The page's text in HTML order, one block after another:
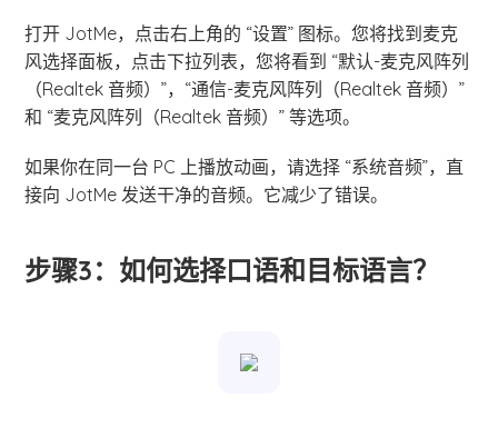
打开 JotMe，点击右上角的 “设置” 图标。您将找到麦克
风选择面板，点击下拉列表，您将看到 “默认-麦克风阵列
（Realtek 音频）”，“通信-麦克风阵列（Realtek 音频）”
和 “麦克风阵列（Realtek 音频）” 等选项。
如果你在同一台 PC 上播放动画，请选择 “系统音频”，直
接向 JotMe 发送干净的音频。它减少了错误。
步骤3：如何选择口语和目标语言？